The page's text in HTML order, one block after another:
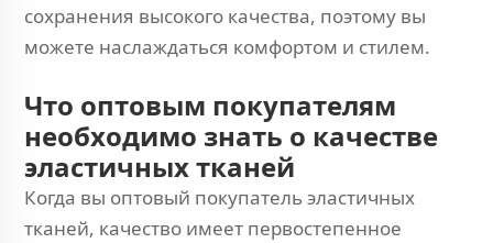
сохранения высокого качества, поэтому вы
можете наслаждаться комфортом и стилем.
Что оптовым покупателям
необходимо знать о качестве
эластичных тканей
Когда вы оптовый покупатель эластичных
тканей, качество имеет первостепенное